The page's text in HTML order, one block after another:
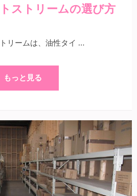
ストリームの選び方
リームは、油性タイ …
もっと見る